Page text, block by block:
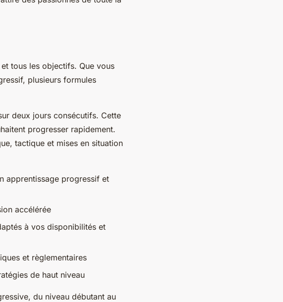
tous les objectifs. Que vous
plusieurs formules
deux jours consécutifs. Cette
progresser rapidement.
tactique et mises en situation
apprentissage progressif et
accélérée
à vos disponibilités et
et règlementaires
de haut niveau
du niveau débutant au